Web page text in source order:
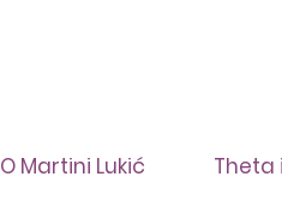
O Martini Lukić Theta